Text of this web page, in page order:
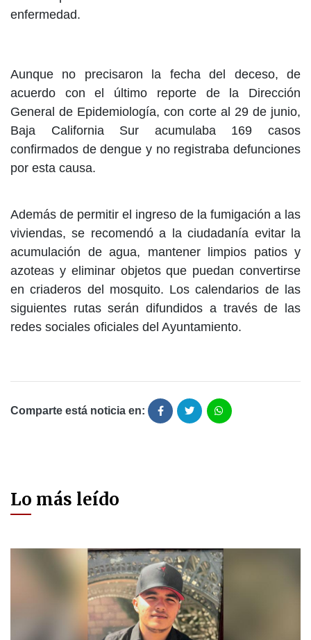
enfermedad.
Aunque no precisaron la fecha del deceso, de
acuerdo con el último reporte de la Dirección
General de Epidemiología, con corte al 29 de junio,
Baja California Sur acumulaba 169 casos
confirmados de dengue y no registraba defunciones
por esta causa.
Además de permitir el ingreso de la fumigación a las
viviendas, se recomendó a la ciudadanía evitar la
acumulación de agua, mantener limpios patios y
azoteas y eliminar objetos que puedan convertirse
en criaderos del mosquito. Los calendarios de las
siguientes rutas serán difundidos a través de las
redes sociales oficiales del Ayuntamiento.
Comparte está noticia en:
Lo más leído